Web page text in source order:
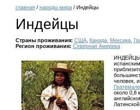
главная/ народы мира/ Индейцы
Индейцы
Страны проживания: США, Канада, Мексика,
Регион проживания: Северная Америка
ИНДЕЙЦЫ,
человек,
Гватемале
около 0,8